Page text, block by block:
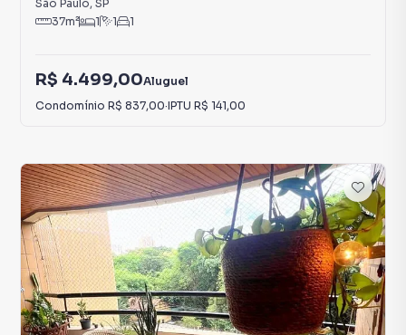
São Paulo, SP
37m² 1 1 1
R$ 4.499,00Aluguel
Condomínio R$ 837,00·IPTU R$ 141,00